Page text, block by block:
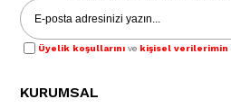
Üyelik koşullarını ve kişisel verilerimin
KURUMSAL